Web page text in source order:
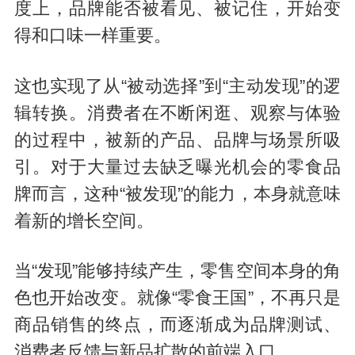
度上，品牌能否被看见、被记住，开始变
得和口味一样重要。
这也实现了从“被动选择”到“主动发现”的逻
辑转换。消费者在不断闲逛、观察与体验
的过程中，被新的产品、品牌与场景所吸
引。对于大量过去缺乏曝光机会的零食品
牌而言，这种“被发现”的能力，本身就意味
着新的增长空间。
当“发现”能够持续产生，零售空间本身的角
色也开始改变。就像“零食王国”，不再只是
商品销售的终点，而逐渐成为品牌测试、